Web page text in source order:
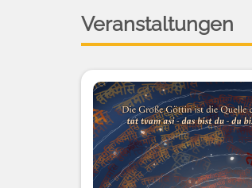
Veranstaltungen